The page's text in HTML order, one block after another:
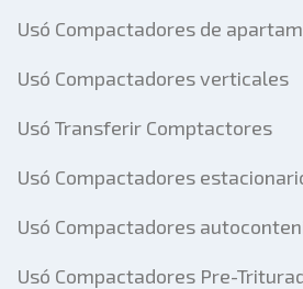
Usó Compactadores de
Usó Compactadores verticales
Usó Transferir Comptactores
Usó Compactadores
Usó Compactadores
Usó Compactadores Pre-